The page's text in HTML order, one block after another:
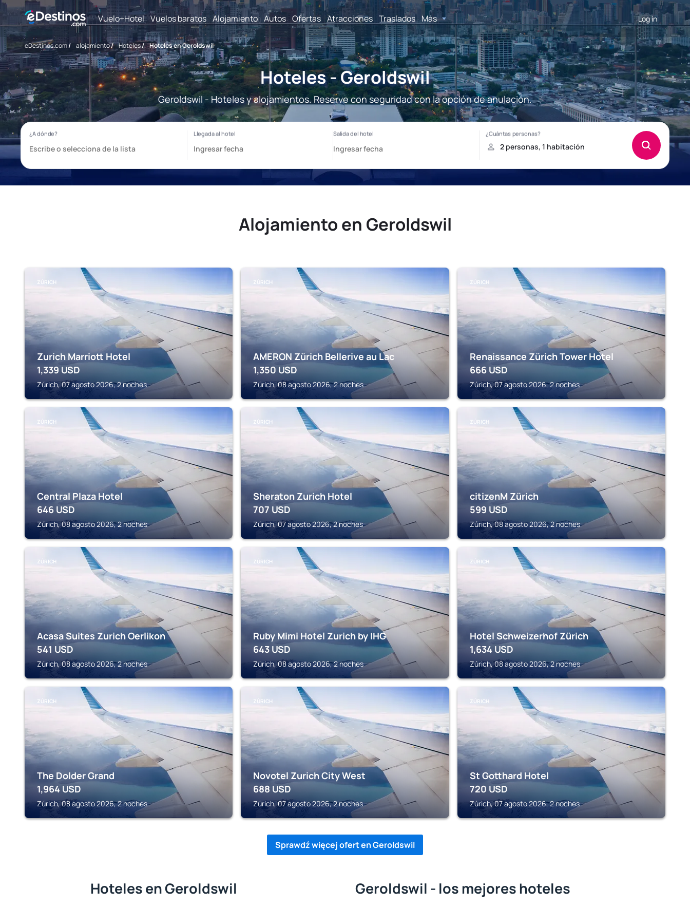
Vuelo+Hotel Vuelos baratos Alojamiento Autos Ofertas Atracciones Traslados Más Log in
eDestinos.com/ alojamiento/ Hoteles/ Hoteles en Geroldswil
Hoteles - Geroldswil
Geroldswil - Hoteles y alojamientos. Reserve con seguridad con la opción de anulación.
Alojamiento en Geroldswil
ZÚRICH
Zurich Marriott Hotel
1,339 USD
Zúrich, 07 agosto 2026, 2 noches
ZÚRICH
AMERON Zürich Bellerive au Lac
1,350 USD
Zúrich, 08 agosto 2026, 2 noches
ZÚRICH
Renaissance Zürich Tower Hotel
666 USD
Zúrich, 07 agosto 2026, 2 noches
ZÚRICH
Central Plaza Hotel
646 USD
Zúrich, 08 agosto 2026, 2 noches
ZÚRICH
Sheraton Zurich Hotel
707 USD
Zúrich, 07 agosto 2026, 2 noches
ZÚRICH
citizenM Zürich
599 USD
Zúrich, 08 agosto 2026, 2 noches
ZÚRICH
Acasa Suites Zurich Oerlikon
541 USD
Zúrich, 08 agosto 2026, 2 noches
ZÚRICH
Ruby Mimi Hotel Zurich by IHG
643 USD
Zúrich, 08 agosto 2026, 2 noches
ZÚRICH
Hotel Schweizerhof Zürich
1,634 USD
Zúrich, 08 agosto 2026, 2 noches
ZÚRICH
The Dolder Grand
1,964 USD
Zúrich, 08 agosto 2026, 2 noches
ZÚRICH
Novotel Zurich City West
688 USD
Zúrich, 07 agosto 2026, 2 noches
ZÚRICH
St Gotthard Hotel
720 USD
Zúrich, 07 agosto 2026, 2 noches
Sprawdź więcej ofert en Geroldswil
Hoteles en Geroldswil Geroldswil - los mejores hoteles